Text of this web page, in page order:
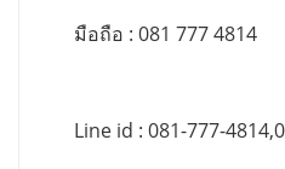
มือถือ : 081 777 4814
Line id : 081-777-